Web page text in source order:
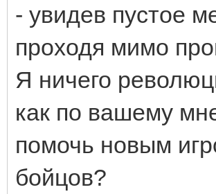
- увидев пустое
проходя мимо
Я ничего
как по вашему
помочь новым
бойцов?